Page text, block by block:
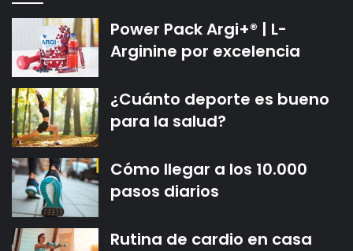
Power Pack Argi+® | L-
Arginine por excelencia
¿Cuánto deporte es bueno
para la salud?
Cómo llegar a los 10.000
pasos diarios
Rutina de cardio en casa